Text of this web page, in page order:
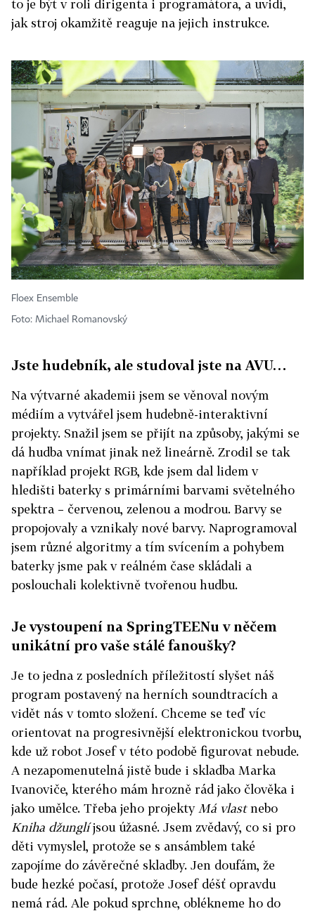
to je být v roli dirigenta i programátora, a uvidí,
jak stroj okamžitě reaguje na jejich instrukce.
Floex Ensemble
Foto: Michael Romanovský
Jste hudebník, ale studoval jste na AVU…
Na výtvarné akademii jsem se věnoval novým
médiím a vytvářel jsem hudebně-interaktivní
projekty. Snažil jsem se přijít na způsoby, jakými se
dá hudba vnímat jinak než lineárně. Zrodil se tak
například projekt RGB, kde jsem dal lidem v
hledišti baterky s primárními barvami světelného
spektra – červenou, zelenou a modrou. Barvy se
propojovaly a vznikaly nové barvy. Naprogramoval
jsem různé algoritmy a tím svícením a pohybem
baterky jsme pak v reálném čase skládali a
poslouchali kolektivně tvořenou hudbu.
Je vystoupení na SpringTEENu v něčem
unikátní pro vaše stálé fanoušky?
Je to jedna z posledních příležitostí slyšet náš
program postavený na herních soundtracích a
vidět nás v tomto složení. Chceme se teď víc
orientovat na progresivnější elektronickou tvorbu,
kde už robot Josef v této podobě figurovat nebude.
A nezapomenutelná jistě bude i skladba Marka
Ivanoviče, kterého mám hrozně rád jako člověka i
jako umělce. Třeba jeho projekty Má vlastnebo
Kniha džunglíjsou úžasné. Jsem zvědavý, co si pro
děti vymyslel, protože se s ansámblem také
zapojíme do závěrečné skladby. Jen doufám, že
bude hezké počasí, protože Josef déšť opravdu
nemá rád. Ale pokud sprchne, oblékneme ho do